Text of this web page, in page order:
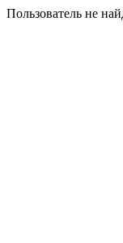
Пользователь не